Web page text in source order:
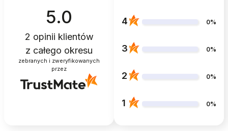
5.0
2 opinii klientów
z całego okresu
zebranych i zweryfikowanych
przez
4 0%
3 0%
2 0%
1 0%